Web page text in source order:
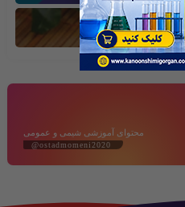
محتوای آموزشی شیمی و عمومی
@ostadmomeni2020